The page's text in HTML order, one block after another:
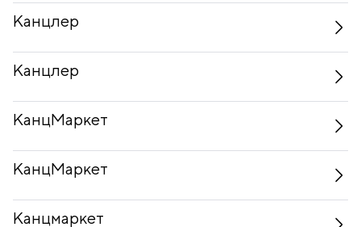
Канцлер
Канцлер
КанцМаркет
КанцМаркет
Канцмаркет